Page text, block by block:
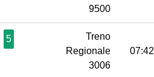
9500
5
Treno
Regionale
3006
07:42